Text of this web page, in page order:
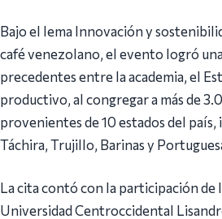
Bajo el lema Innovación y
café venezolano, el evento logró
precedentes entre la academia, el
productivo, al congregar a más de
provenientes de 10 estados del
Táchira, Trujillo, Barinas y
La cita contó con la participación de
Universidad Centroccidental